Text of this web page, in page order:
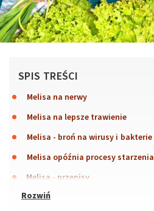
SPIS TREŚCI
Melisa na nerwy
Melisa na lepsze trawienie
Melisa - broń na wirusy i bakterie
Melisa opóźnia procesy starzenia
Melisa - przepisy